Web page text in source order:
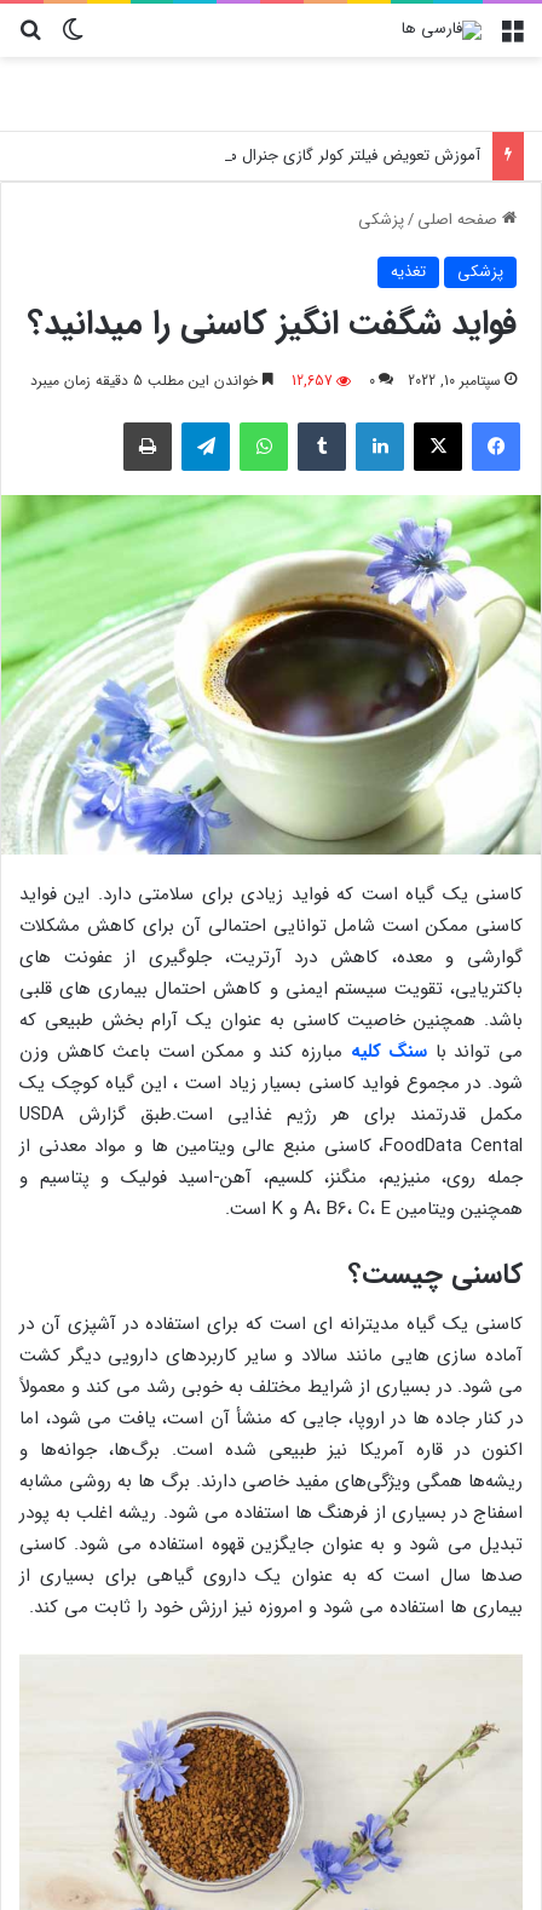
تغییر منو
آموزش تعویض فیلتر کولر گازی جنرال مکس
صفحه اصلی/پزشکی
پزشکی تغذیه
فواید شگفت انگیز کاسنی را میدانید؟
سپتامبر 10, 2022 0
12,657 خواندن این مطلب 5 دقیقه زمان میبرد
فیسبوک لینکدین واتس آپ
کاسنی یک گیاه است که فواید زیادی برای سلامتی دارد. این فواید
کاسنی ممکن است شامل توانایی احتمالی آن برای کاهش مشکلات
گوارشی و معده، کاهش درد آرتریت، جلوگیری از عفونت های
باکتریایی، تقویت سیستم ایمنی و کاهش احتمال بیماری های قلبی
باشد. همچنین خاصیت کاسنی به عنوان یک آرام بخش طبیعی که
می تواند با سنگ کلیه مبارزه کند و ممکن است باعث کاهش وزن
شود. در مجموع فواید کاسنی بسیار زیاد است ، این گیاه کوچک یک
مکمل قدرتمند برای هر رژیم غذایی است.طبق گزارش USDA
FoodData Cental، کاسنی منبع عالی ویتامین ها و مواد معدنی از
جمله روی، منیزیم، منگنز، کلسیم، آهن-اسید فولیک و پتاسیم و
همچنین ویتامین A، B6، C، E و K است.
کاسنی چیست؟
کاسنی یک گیاه مدیترانه ای است که برای استفاده در آشپزی آن در
آماده سازی هایی مانند سالاد و سایر کاربردهای دارویی دیگر کشت
می شود. در بسیاری از شرایط مختلف به خوبی رشد می کند و معمولاً
در کنار جاده ها در اروپا، جایی که منشأ آن است، یافت می شود، اما
اکنون در قاره آمریکا نیز طبیعی شده است. برگ‌ها، جوانه‌ها و
ریشه‌ها همگی ویژگی‌های مفید خاصی دارند. برگ ها به روشی مشابه
اسفناج در بسیاری از فرهنگ ها استفاده می شود. ریشه اغلب به پودر
تبدیل می شود و به عنوان جایگزین قهوه استفاده می شود. کاسنی
صدها سال است که به عنوان یک داروی گیاهی برای بسیاری از
بیماری ها استفاده می شود و امروزه نیز ارزش خود را ثابت می کند.